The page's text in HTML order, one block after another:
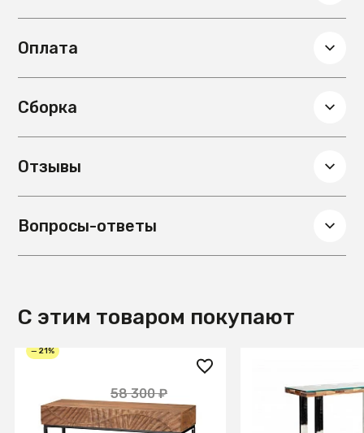
Оплата
Сборка
Отзывы
Вопросы-ответы
С этим товаром покупают
— 21%
58 300 ₽
Консоль из массива, ЛАХАРА
82 490 ₽
Консоль Ridge